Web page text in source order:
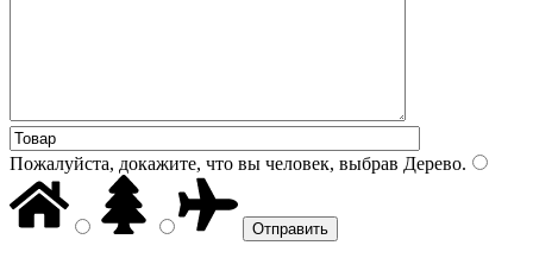
Пожалуйста, докажите, что вы человек, выбрав Дерево.